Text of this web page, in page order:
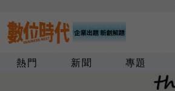
熱門 新聞 專題